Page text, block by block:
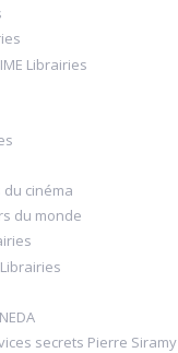
Librairies
cinéma
du monde
Librairies
secrets Pierre Siramy